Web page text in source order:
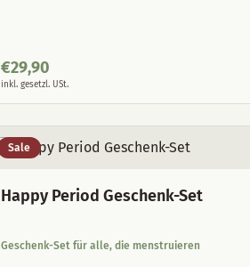
€29,90
inkl. gesetzl. USt.
Sale
Happy Period Geschenk-Set
Geschenk-Set für alle, die menstruieren